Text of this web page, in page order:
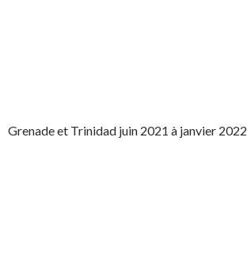
Grenade et Trinidad juin 2021 à janvier 2022